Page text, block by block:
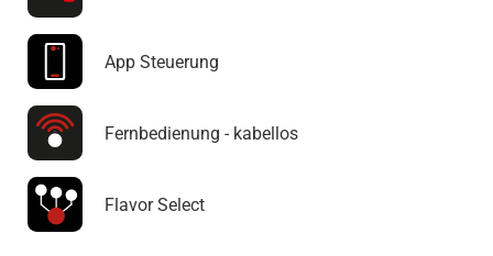
App Steuerung
Fernbedienung - kabellos
Flavor Select